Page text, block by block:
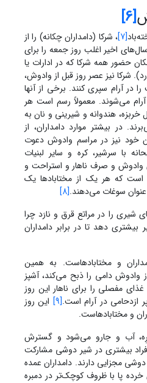
[6]
[7] ، شرکا (دامداران چکانه) را از
اخیر اغلب روز جمعه را برای
حضور همه شرکا که در ادارات یا
شرکا نیز عصر روز قبل از وادوش،
در آرام سپری کنند. برخی از آنها
آرام می‌شوند. معمولاً رسم است هر
خربزه، هندوانه و شیرینی و نان به
در بیشتر موارد دامداران، از
خود نیز در مراسم وادوش دعوت
با سرشیر، کره و سایر لبنیات
وادوش و صرف ناهار و استراحت و
است که هر یک از مختابادها یک
سوغات می‌دهند.[8]
را در مراتع قرق و نارَد چرا
دهد تا در برابر دامداران
و مختابادهاست. به همین
وادوش دامی را ذبح می‌کند، آشپز
مفصلی را برای ناهار این روز
ازدحامی در آرام است.[9]
این روز
و مختابادهاست.
آب و جارو می‌شود و گسترش
بیشتری در شیر دوشی مشارکت
مجزایی دارند. دامداران عمده
خرده پا با ظروف کوچک‌تر در دمبره